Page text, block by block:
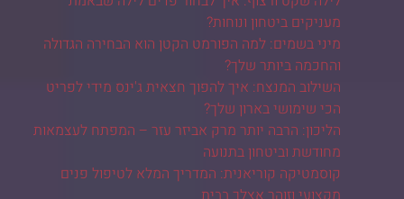
מעניקים ביטחון ונוחות?
מיני בשמים: למה הפורמט הקטן הוא הבחירה הגדולה
והחכמה ביותר שלך?
השילוב המנצח: איך להפוך חצאית ג'ינס מידי לפריט
הכי שימושי בארון שלך?
הליכון: הרבה יותר מרק אביזר עזר – המפתח לעצמאות
מחודשת וביטחון בתנועה
קוסמטיקה קוריאנית: המדריך המלא לטיפול פנים